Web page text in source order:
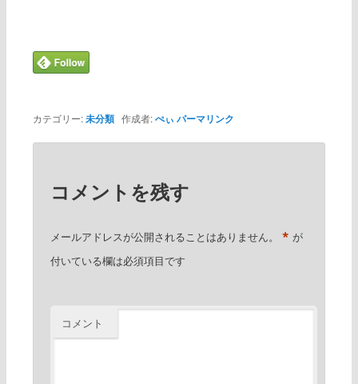
カテゴリー:未分類作成者:ぺぃ パーマリンク
コメントを残す
メールアドレスが公開されることはありません。 * が
付いている欄は必須項目です
コメント